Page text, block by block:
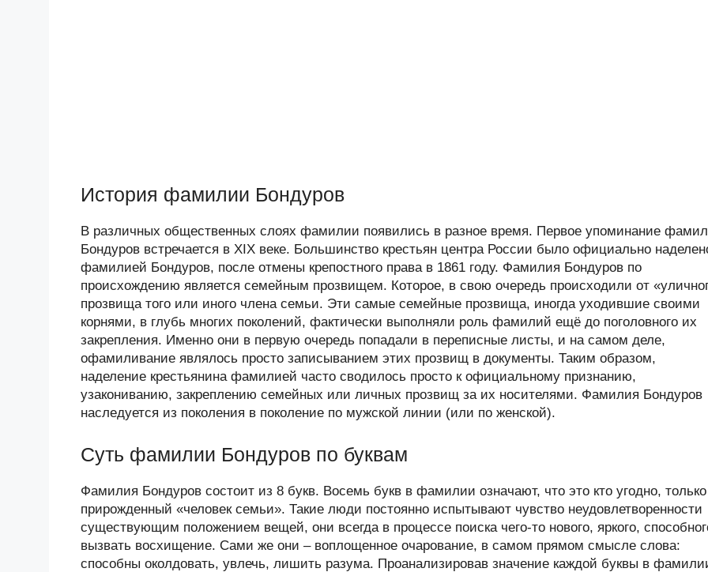
История фамилии Бондуров
В различных общественных слоях фамилии появились в разное время. Первое упоминание
Бондуров встречается в XIX веке. Большинство крестьян центра России было официально
фамилией Бондуров, после отмены крепостного права в 1861 году. Фамилия Бондуров по
происхождению является семейным прозвищем. Которое, в свою очередь происходили от
прозвища того или иного члена семьи. Эти самые семейные прозвища, иногда уходившие своими
корнями, в глубь многих поколений, фактически выполняли роль фамилий ещё до поголовного их
закрепления. Именно они в первую очередь попадали в переписные листы, и на самом деле,
офамиливание являлось просто записыванием этих прозвищ в документы. Таким образом,
наделение крестьянина фамилией часто сводилось просто к официальному признанию,
узакониванию, закреплению семейных или личных прозвищ за их носителями. Фамилия Бондуров
наследуется из поколения в поколение по мужской линии (или по женской).
Суть фамилии Бондуров по буквам
Фамилия Бондуров состоит из 8 букв. Восемь букв в фамилии означают, что это кто угодно,
прирожденный «человек семьи». Такие люди постоянно испытывают чувство неудовлетворенности
существующим положением вещей, они всегда в процессе поиска чего-то нового, яркого,
вызвать восхищение. Сами же они – воплощенное очарование, в самом прямом смысле слова:
способны околдовать, увлечь, лишить разума. Проанализировав значение каждой буквы в